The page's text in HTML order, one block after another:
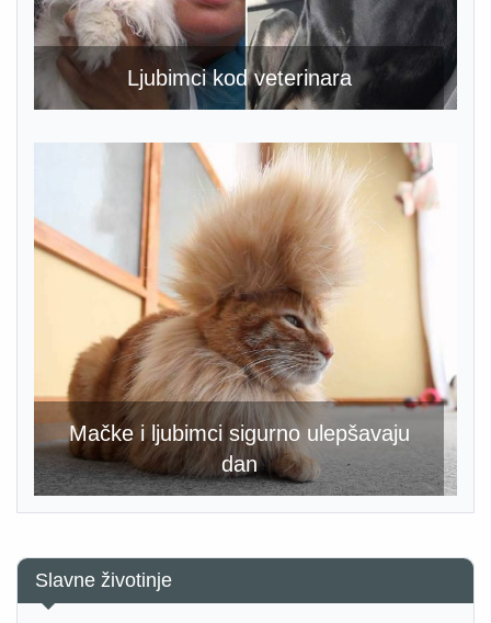
Ljubimci kod veterinara
Mačke i ljubimci sigurno ulepšavaju
dan
Slavne životinje